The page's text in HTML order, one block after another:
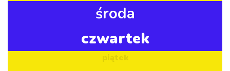
środa
czwartek
piątek